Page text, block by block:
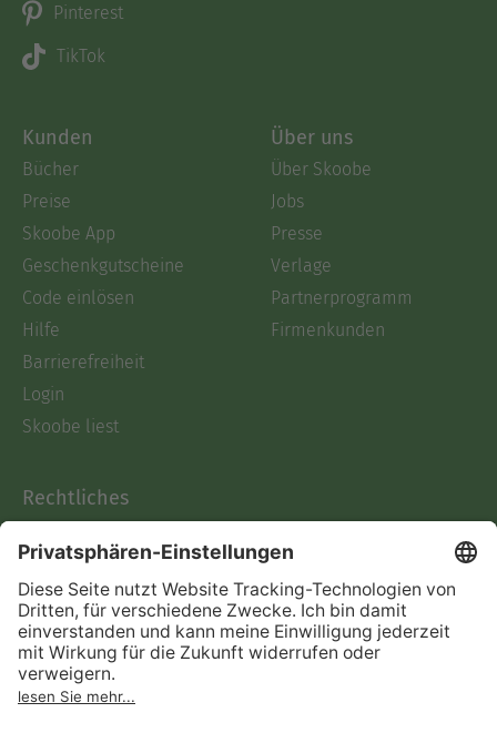
Pinterest
TikTok
Kunden
Bücher
Preise
Skoobe App
Geschenkgutscheine
Code einlösen
Hilfe
Barrierefreiheit
Login
Skoobe liest
Über uns
Über Skoobe
Jobs
Presse
Verlage
Partnerprogramm
Firmenkunden
Rechtliches
AGB
Informationen nach Data
Act
Verträge hier kündigen
Impressum